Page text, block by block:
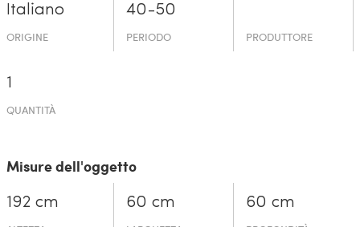
Italiano
ORIGINE
40-50
PERIODO PRODUTTORE
1
QUANTITÀ
Misure dell'oggetto
192 cm 60 cm 60 cm